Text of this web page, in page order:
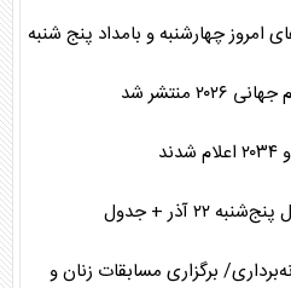
منتشر شد
آذر + جدول
برگزاری مسابقات زنان و